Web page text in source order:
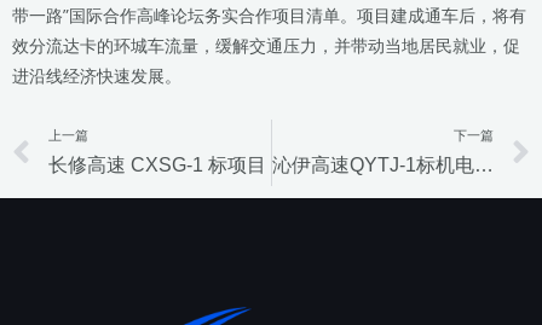
带一路”国际合作高峰论坛务实合作项目清单。项目建成通车后，将有
效分流达卡的环城车流量，缓解交通压力，并带动当地居民就业，促
进沿线经济快速发展。
Prev
上一篇
长修高速 CXSG-1 标项目
下一篇
沁伊高速QYTJ-1标机电项目